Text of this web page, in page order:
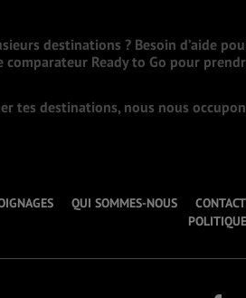
destinations ? Besoin d’aide
comparateur Ready to Go pour
tes destinations, nous nous
QUI SOMMES-NOUS CONTACT